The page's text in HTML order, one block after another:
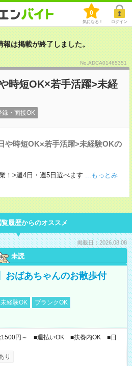
0
気になる！ ログイン
は掲載が終了しました。
No.ADCA01465351
時短OK×若手活躍>未経
録・面接OK
や時短OK×若手活躍>未経験OKの
！>週4日・週5日選べます ...もっとみ
履歴からのオススメ
掲載日：2026.08.08
未読
おばあちゃんのお散歩付
経験OK
ブランクOK
1500円～ ■週払いOK ■扶養内OK ■日
り